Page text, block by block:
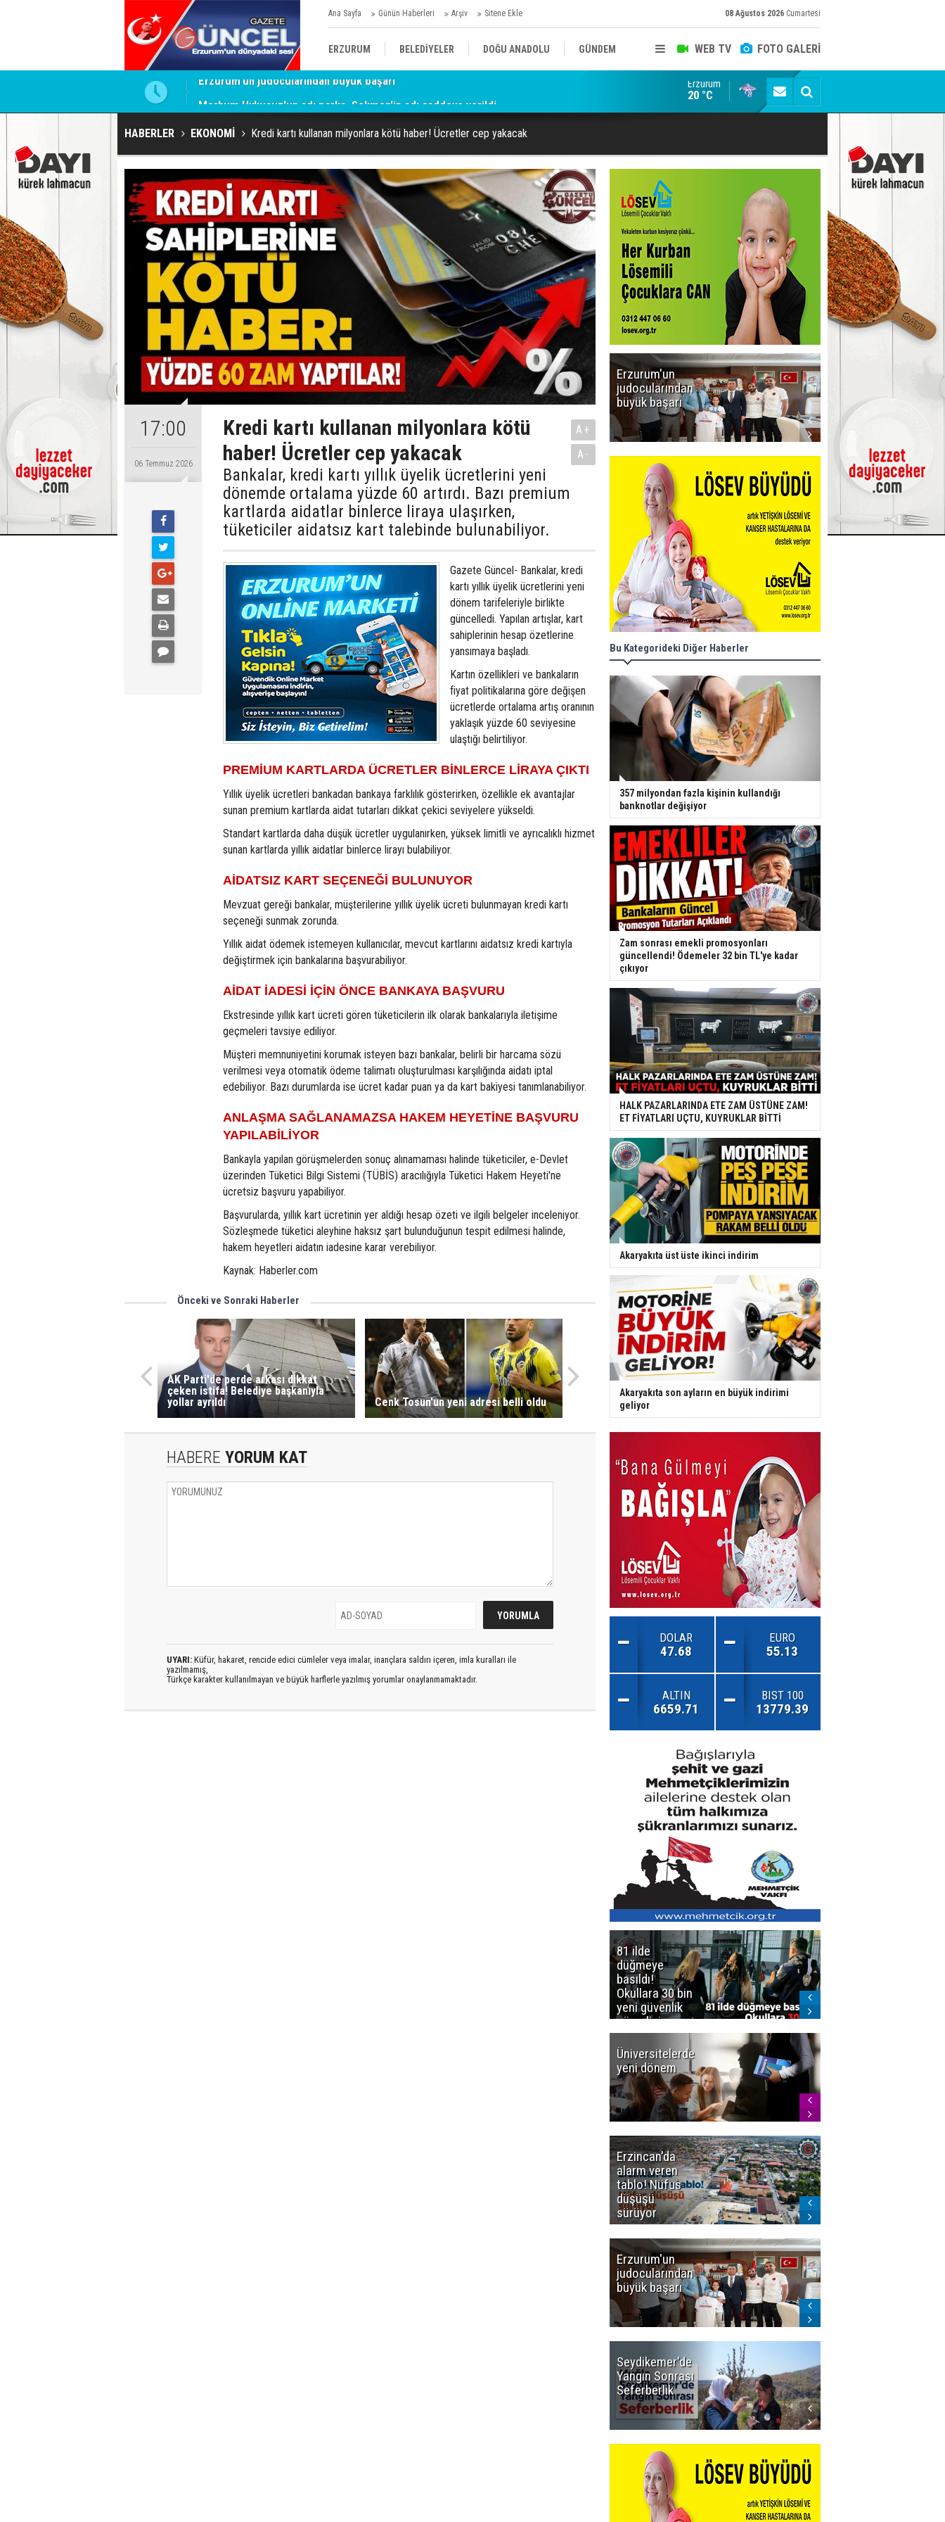
Ana Sayfa Günün Haberleri Arşiv Sitene Ekle 08 Ağustos 2026 Cumartesi
WEB TV FOTO GALERİ
ERZURUM BELEDİYELER DOĞU ANADOLU GÜNDEM
KÜLTÜR/SANAT//MAĞAZİN BODRUM
Merhum Uykusuz'un adı parka, Sekmen'in adı caddeye verildi Konuşanlar'a katıldı, söyledikleri başına iş açtı!
Erzurum
20 °C
HABERLER EKONOMİ Kredi kartı kullanan milyonlara kötü haber! Ücretler cep yakacak
17:00
06 Temmuz 2026
Kredi kartı kullanan milyonlara kötü
haber! Ücretler cep yakacak
Bankalar, kredi kartı yıllık üyelik ücretlerini yeni
dönemde ortalama yüzde 60 artırdı. Bazı premium
kartlarda aidatlar binlerce liraya ulaşırken,
tüketiciler aidatsız kart talebinde bulunabiliyor.
A+
A-
Gazete Güncel- Bankalar, kredi
kartı yıllık üyelik ücretlerini yeni
dönem tarifeleriyle birlikte
güncelledi. Yapılan artışlar, kart
sahiplerinin hesap özetlerine
yansımaya başladı.
Kartın özellikleri ve bankaların
fiyat politikalarına göre değişen
ücretlerde ortalama artış oranının
yaklaşık yüzde 60 seviyesine
ulaştığı belirtiliyor.
PREMİUM KARTLARDA ÜCRETLER BİNLERCE LİRAYA ÇIKTI
Yıllık üyelik ücretleri bankadan bankaya farklılık gösterirken, özellikle ek avantajlar
sunan premium kartlarda aidat tutarları dikkat çekici seviyelere yükseldi.
Standart kartlarda daha düşük ücretler uygulanırken, yüksek limitli ve ayrıcalıklı hizmet
sunan kartlarda yıllık aidatlar binlerce lirayı bulabiliyor.
AİDATSIZ KART SEÇENEĞİ BULUNUYOR
Mevzuat gereği bankalar, müşterilerine yıllık üyelik ücreti bulunmayan kredi kartı
seçeneği sunmak zorunda.
Yıllık aidat ödemek istemeyen kullanıcılar, mevcut kartlarını aidatsız kredi kartıyla
değiştirmek için bankalarına başvurabiliyor.
AİDAT İADESİ İÇİN ÖNCE BANKAYA BAŞVURU
Ekstresinde yıllık kart ücreti gören tüketicilerin ilk olarak bankalarıyla iletişime
geçmeleri tavsiye ediliyor.
Müşteri memnuniyetini korumak isteyen bazı bankalar, belirli bir harcama sözü
verilmesi veya otomatik ödeme talimatı oluşturulması karşılığında aidatı iptal
edebiliyor. Bazı durumlarda ise ücret kadar puan ya da kart bakiyesi tanımlanabiliyor.
ANLAŞMA SAĞLANAMAZSA HAKEM HEYETİNE BAŞVURU
YAPILABİLİYOR
Bankayla yapılan görüşmelerden sonuç alınamaması halinde tüketiciler, e-Devlet
üzerinden Tüketici Bilgi Sistemi (TÜBİS) aracılığıyla Tüketici Hakem Heyeti'ne
ücretsiz başvuru yapabiliyor.
Başvurularda, yıllık kart ücretinin yer aldığı hesap özeti ve ilgili belgeler inceleniyor.
Sözleşmede tüketici aleyhine haksız şart bulunduğunun tespit edilmesi halinde,
hakem heyetleri aidatın iadesine karar verebiliyor.
Kaynak: Haberler.com
Önceki ve Sonraki Haberler
AK Parti'de perde arkası dikkat
çeken istifa! Belediye başkanıyla
yollar ayrıldı
Cenk Tosun'un yeni adresi belli oldu
HABERE YORUM KAT
UYARI: Küfür, hakaret, rencide edici cümleler veya imalar, inançlara saldırı içeren, imla kuralları ile
yazılmamış,
Türkçe karakter kullanılmayan ve büyük harflerle yazılmış yorumlar onaylanmamaktadır.
Erzurum'un
judocularından
büyük başarı
Bu Kategorideki Diğer Haberler
357 milyondan fazla kişinin kullandığı
banknotlar değişiyor
Zam sonrası emekli promosyonları
güncellendi! Ödemeler 32 bin TL'ye kadar
çıkıyor
HALK PAZARLARINDA ETE ZAM ÜSTÜNE ZAM!
ET FİYATLARI UÇTU, KUYRUKLAR BİTTİ
Akaryakıta üst üste ikinci indirim
Akaryakıta son ayların en büyük indirimi
geliyor
DOLAR
47.68
EURO
55.13
ALTIN
6659.71
BIST 100
13779.39
81 ilde
düğmeye
basıldı!
Okullara 30 bin
yeni güvenlik
görevlisi
Üniversitelerde
yeni dönem
Erzincan'da
alarm veren
tablo! Nüfus
düşüşü
sürüyor
Erzurum'un
judocularından
büyük başarı
Seydikemer'de
Yangın Sonrası
Seferberlik